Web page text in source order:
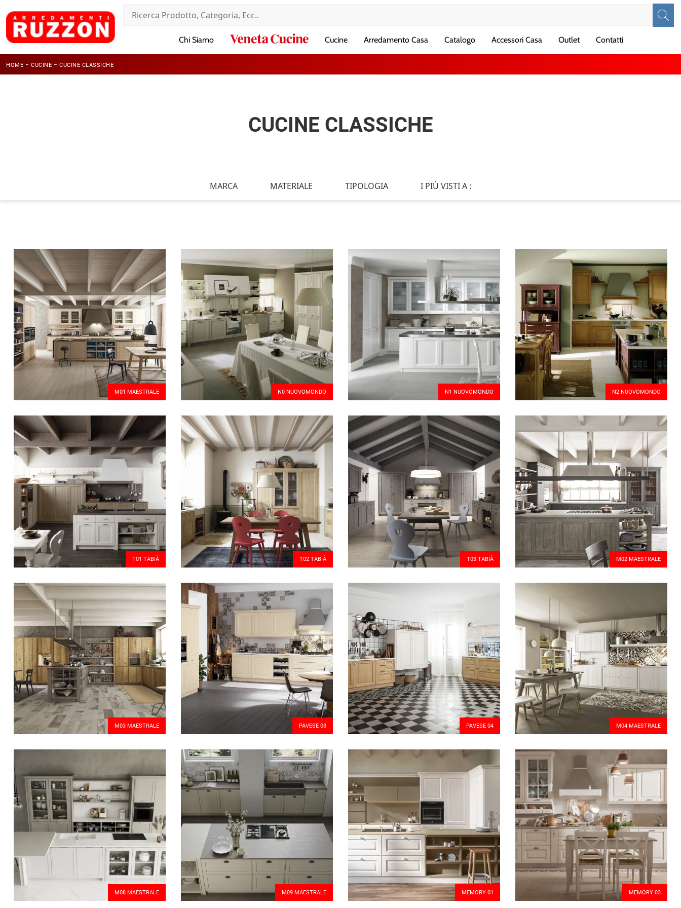
Chi Siamo
VenetaCucine Arredamento Casa Catalogo Accessori Casa Outlet Contatti
HOME - CUCINE - CUCINE CLASSICHE
CUCINE CLASSICHE
MARCA MATERIALE TIPOLOGIA I PIÙ VISTI A :
M01 MAESTRALE N0 NUOVOMONDO N1 NUOVOMONDO N2 NUOVOMONDO
T01 TABIÀ T02 TABIÀ T03 TABIÀ M02 MAESTRALE
M03 MAESTRALE PAVESE 03 PAVESE 04 M04 MAESTRALE
M08 MAESTRALE M09 MAESTRALE MEMORY 01 MEMORY 03